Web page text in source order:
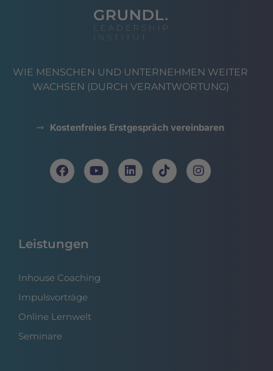
WIE MENSCHEN UND UNTERNEHMEN WEITER
WACHSEN (DURCH VERANTWORTUNG)
Kostenfreies Erstgespräch vereinbaren
Leistungen
Inhouse Coaching
Impulsvorträge
Online Lernwelt
Seminare